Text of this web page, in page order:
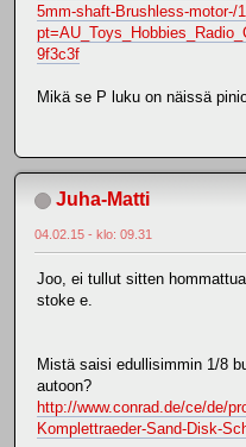
5mm-shaft-Brushless-motor-/
9f3c3f
Mikä se P luku on näissä
Juha-Matti
04.02.15 - klo: 09.31
Joo, ei tullut sitten
stoke e.
Mistä saisi edullisimmin 1/8
autoon?
http://www.conrad.de/ce/de/
Komplettraeder-Sand-Disk-